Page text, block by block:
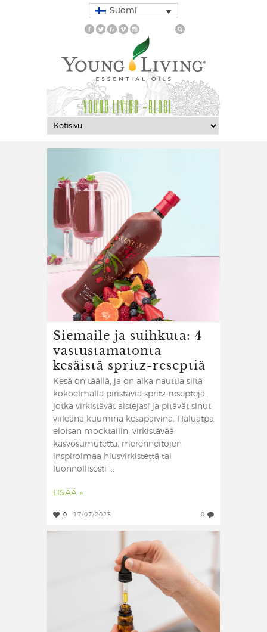
Suomi
YOUNG LIVING -BLOGI
Siemaile ja suihkuta: 4
vastustamatonta
kesäistä spritz-reseptiä
Kesä on täällä, ja on aika nauttia siitä
kokoelmalla piristäviä spritz-reseptejä,
jotka virkistävät aistejasi ja pitävät sinut
viileänä kuumina kesäpäivinä. Haluatpa
eloisan mocktailin, virkistävää
kasvosumutetta, merenneitojen
inspiroimaa hiusvirkistettä tai
luonnollisesti ...
LISÄÄ »
0 17/07/2023 0